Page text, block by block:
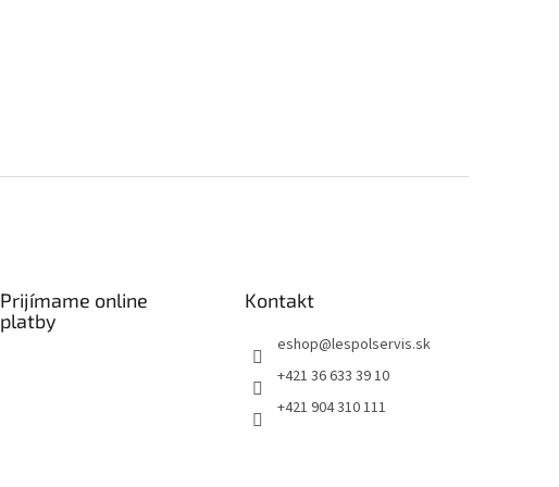
Prijímame online
platby
Kontakt
eshop@lespolservis.sk
+421 36 633 39 10
+421 904 310 111